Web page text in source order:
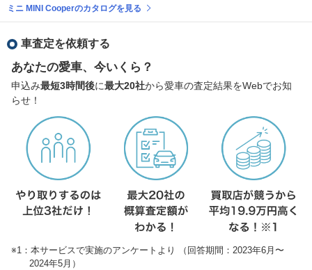
ミニ MINI Cooperのカタログを見る
車査定を依頼する
あなたの愛車、今いくら？
申込み最短3時間後に最大20社から愛車の査定結果をWebでお知
らせ！
※1：本サービスで実施のアンケートより （回答期間：2023年6月〜
2024年5月）